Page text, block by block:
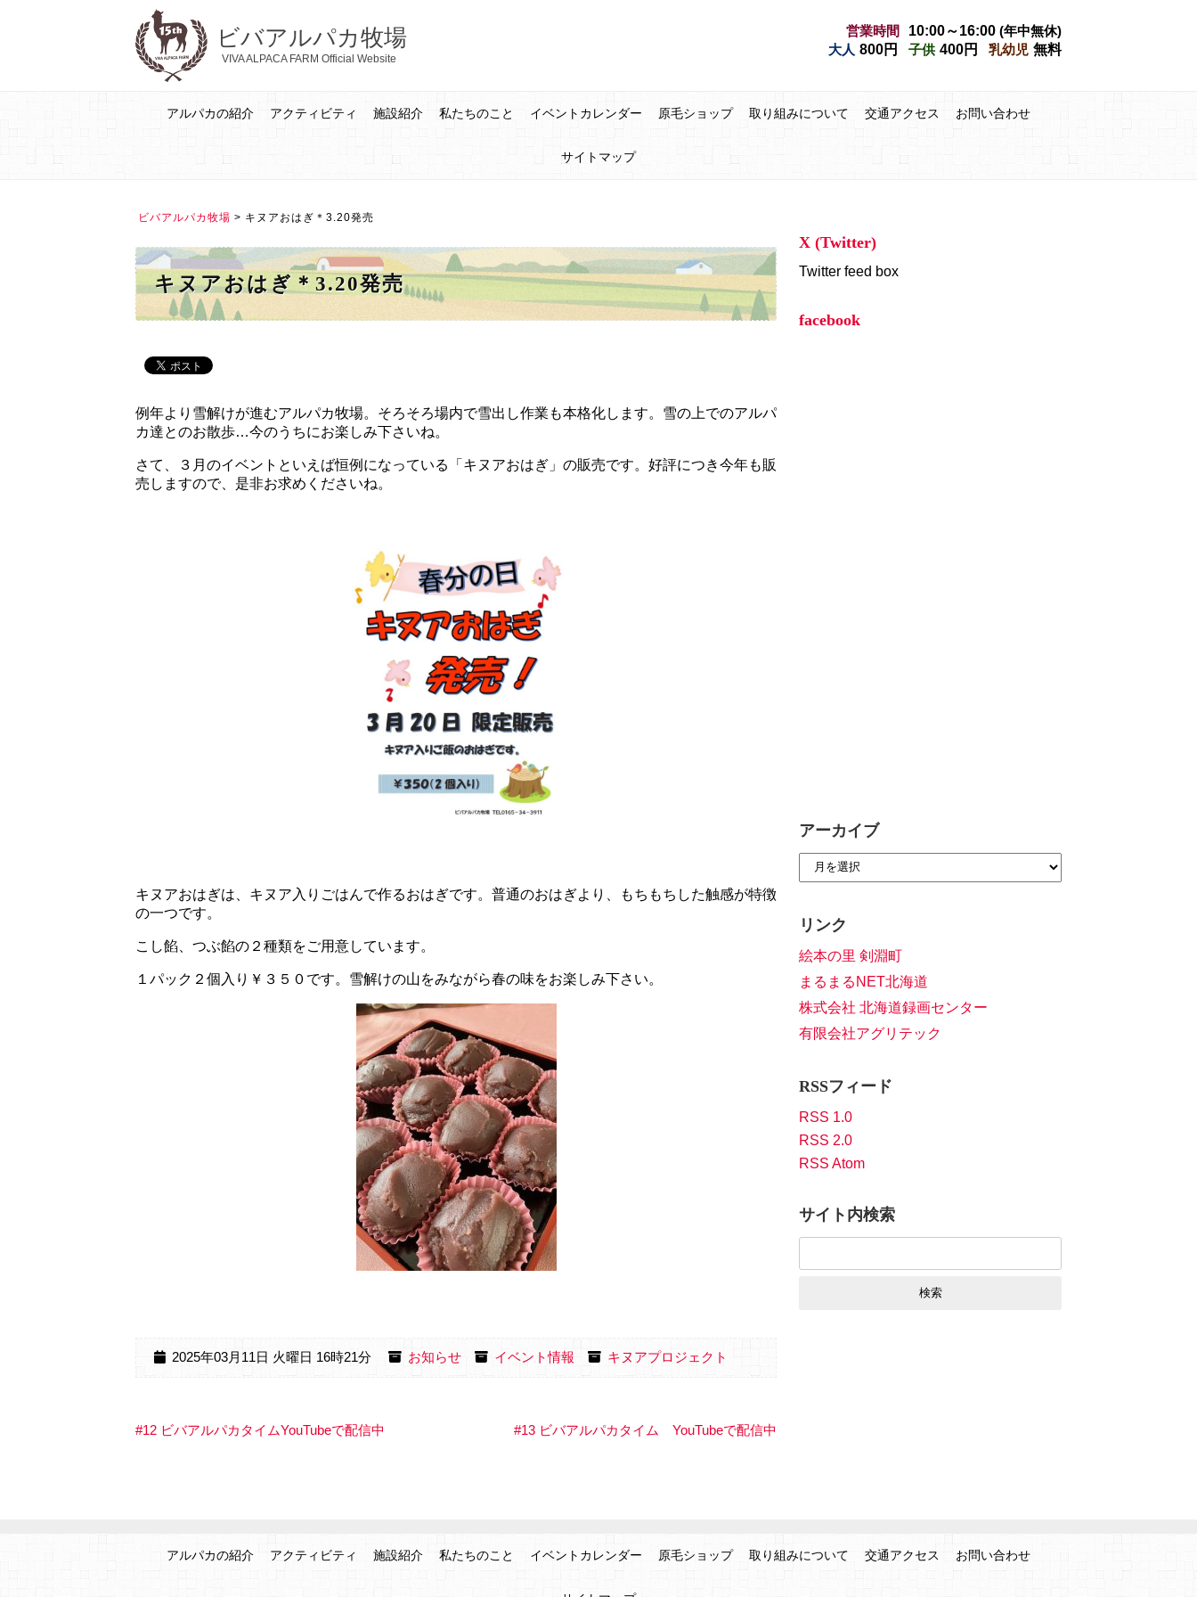
ビバアルパカ牧場
VIVA ALPACA FARM Official Website
営業時間 10:00～16:00 (年中無休)
大人 800円 子供 400円 乳幼児 無料
アルパカの紹介 アクティビティ 施設紹介 私たちのこと イベントカレンダー 原毛ショップ 取り組みについて 交通アクセス お問い合わせ
サイトマップ
ビバアルパカ牧場 > キヌアおはぎ＊3.20発売
キヌアおはぎ＊3.20発売
例年より雪解けが進むアルパカ牧場。そろそろ場内で雪出し作業も本格化します。雪の上でのアルパ
カ達とのお散歩…今のうちにお楽しみ下さいね。
さて、３月のイベントといえば恒例になっている「キヌアおはぎ」の販売です。好評につき今年も販
売しますので、是非お求めくださいね。
キヌアおはぎは、キヌア入りごはんで作るおはぎです。普通のおはぎより、もちもちした触感が特徴
の一つです。
こし餡、つぶ餡の２種類をご用意しています。
１パック２個入り￥３５０です。雪解けの山をみながら春の味をお楽しみ下さい。
2025年03月11日 火曜日 16時21分 お知らせ イベント情報 キヌアプロジェクト
#12 ビバアルパカタイムYouTubeで配信中 #13 ビバアルパカタイム YouTubeで配信中
X (Twitter)
Twitter feed box
facebook
アーカイブ
リンク
絵本の里 剣淵町
まるまるNET北海道
株式会社 北海道録画センター
有限会社アグリテック
RSSフィード
RSS 1.0
RSS 2.0
RSS Atom
サイト内検索
アルパカの紹介 アクティビティ 施設紹介 私たちのこと イベントカレンダー 原毛ショップ 取り組みについて 交通アクセス お問い合わせ